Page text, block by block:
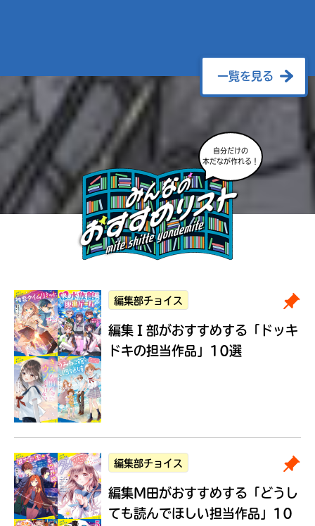
一覧を見る
自分だけの
本だなが作れる！
編集部チョイス
編集Ｉ部がおすすめする 「ドッキ
ドキの担当作品」10選
編集部チョイス
編集M田がおすすめする 「どうし
ても読んでほしい担当作品」10